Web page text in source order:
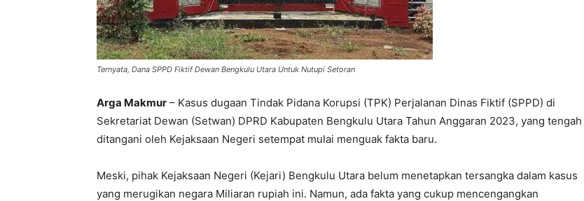
Ternyata, Dana SPPD Fiktif Dewan Bengkulu Utara Untuk Nutupi Setoran
Arga Makmur – Kasus dugaan Tindak Pidana Korupsi (TPK) Perjalanan Dinas Fiktif (SPPD) di
Sekretariat Dewan (Setwan) DPRD Kabupaten Bengkulu Utara Tahun Anggaran 2023, yang tengah
ditangani oleh Kejaksaan Negeri setempat mulai menguak fakta baru.
Meski, pihak Kejaksaan Negeri (Kejari) Bengkulu Utara belum menetapkan tersangka dalam kasus
yang merugikan negara Miliaran rupiah ini. Namun, ada fakta yang cukup mencengangkan